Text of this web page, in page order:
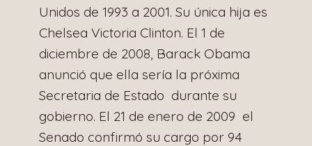
Unidos de 1993 a 2001. Su única hija es
Chelsea Victoria Clinton. El 1 de
diciembre de 2008, Barack Obama
anunció que ella sería la próxima
Secretaria de Estado durante su
gobierno. El 21 de enero de 2009 el
Senado confirmó su cargo por 94